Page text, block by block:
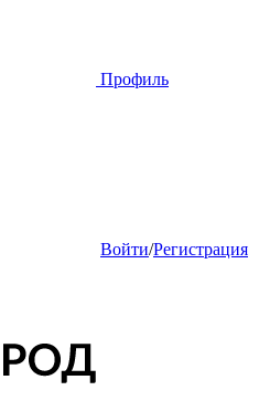
Профиль
Войти/Регистрация